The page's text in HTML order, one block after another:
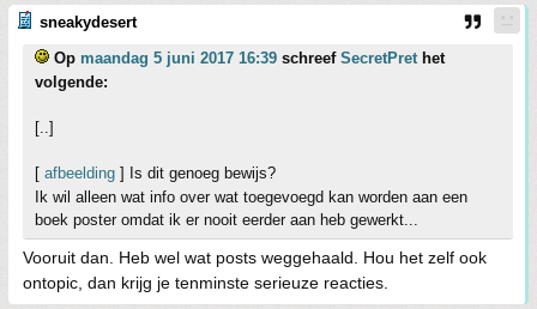
sneakydesert
Op maandag 5 juni 2017 16:39 schreef SecretPret het
volgende:
[..]
[ afbeelding ] Is dit genoeg bewijs?
Ik wil alleen wat info over wat toegevoegd kan worden aan een
boek poster omdat ik er nooit eerder aan heb gewerkt...
Vooruit dan. Heb wel wat posts weggehaald. Hou het zelf ook
ontopic, dan krijg je tenminste serieuze reacties.